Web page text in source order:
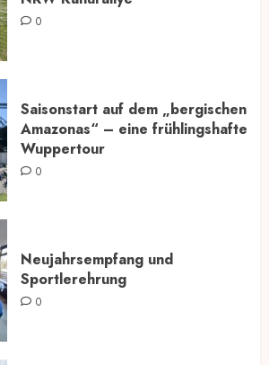
0
Saisonstart auf dem „bergischen
Amazonas“ – eine frühlingshafte
Wuppertour
0
Neujahrsempfang und
Sportlerehrung
0